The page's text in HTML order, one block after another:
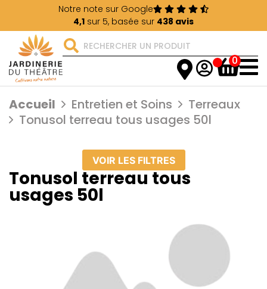
Notre note sur Google
4,1 sur 5, basée sur 438 avis
0
Accueil Entretien et Soins
Terreaux
Tonusol terreau tous usages 50l
VOIR LES FILTRES
Tonusol terreau tous
usages 50l